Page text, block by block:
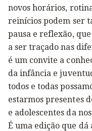
novos horários,
reinícios podem ser
pausa e reflexão,
a ser traçado nas
é um convite a
da infância e
todos e todas
estarmos presentes
e adolescentes da
É uma edição que